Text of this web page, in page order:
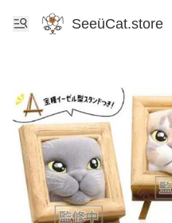
SeeüCat.store